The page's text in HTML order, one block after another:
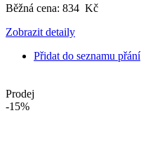
Běžná cena: 834 Kč
Zobrazit detaily
Přidat do seznamu přání
Prodej
-15%